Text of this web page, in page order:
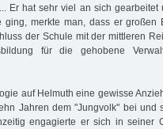
Er hat sehr viel an sich gearbeitet
ging, merkte man, dass er großen
der Schule mit der mittleren
für die gehobene
auf Helmuth eine gewisse
Jahren dem "Jungvolk" bei und
engagierte er sich in seiner